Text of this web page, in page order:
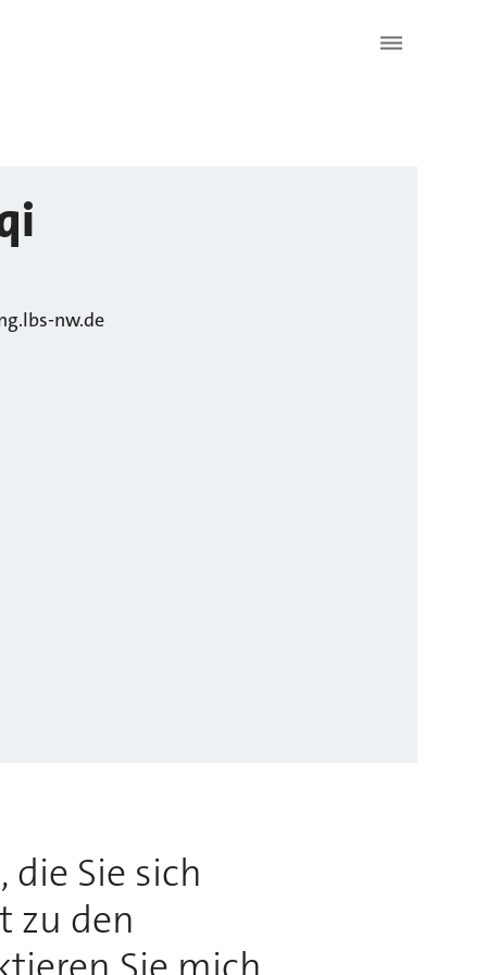
nw.de
Sie sich
zu den